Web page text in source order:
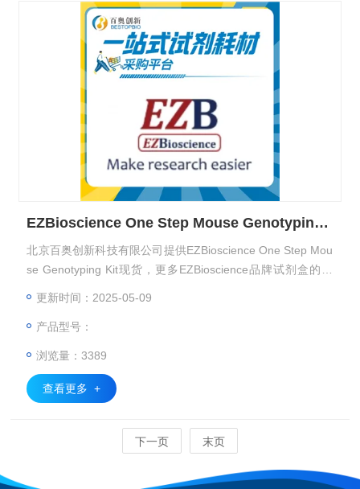
EZBioscience One Step Mouse Genotyping Kit
北京百奥创新科技有限公司提供EZBioscience One Step Mou
se Genotyping Kit现货，更多EZBioscience品牌试剂盒的介
更新时间：2025-05-09
产品型号：
浏览量：3389
查看更多 +
下一页 末页